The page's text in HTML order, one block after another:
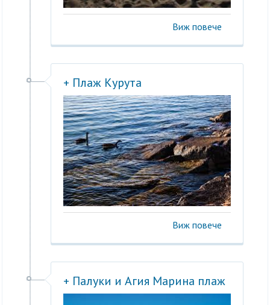
Виж повече
+ Плаж Курута
Виж повече
+ Палуки и Агия Марина плаж